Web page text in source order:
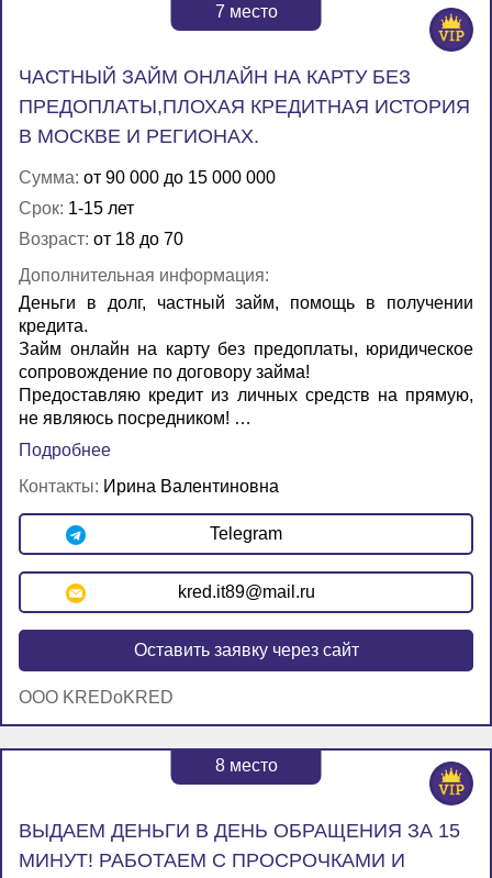
7 место
ЧАСТНЫЙ ЗАЙМ ОНЛАЙН НА КАРТУ БЕЗ
ПРЕДОПЛАТЫ,ПЛОХАЯ КРЕДИТНАЯ ИСТОРИЯ
В МОСКВЕ И РЕГИОНАХ.
Сумма: от 90 000 до 15 000 000
Срок: 1-15 лет
Возраст: от 18 до 70
Дополнительная информация:
Деньги в долг, частный займ, помощь в получении
кредита.
Займ онлайн на карту без предоплаты, юридическое
сопровождение по договору займа!
Предоставляю кредит из личных средств на прямую,
не являюсь посредником! …
Подробнее
Контакты: Ирина Валентиновна
Telegram
kred.it89@mail.ru
Оставить заявку через сайт
OOO KREDoKRED
8место
ВЫДАЕМ ДЕНЬГИ В ДЕНЬ ОБРАЩЕНИЯ ЗА 15
МИНУТ! РАБОТАЕМ С ПРОСРОЧКАМИ И